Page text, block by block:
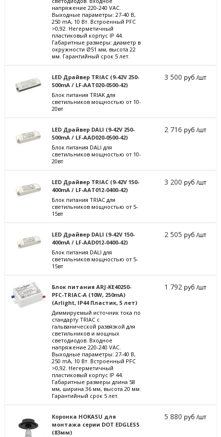
напряжение 220-240 VAC.
Выходные параметры: 27-40 В,
250 mА, 10 Вт. Встроенный PFC
>0,92. Негерметичный
пластиковый корпус IP 44.
Габаритные размеры: диаметр в
окружности Ø51 мм, высота 22
мм. Гарантийный срок 5 лет.
LED Драйвер TRIAC (9-42V 250-
500mA / LF-AAT020-0500-42)
Блок питания TRIAK для
светильников мощностью от 10-
20вт
3 500руб /шт
LED Драйвер DALI (9-42V 250-
500mA / LF-AAD020-0500-42)
Блок питания DALI для
светильников мощностью от 10-
20вт
2 716руб /шт
LED Драйвер TRIAC (9-42V 150-
400mA / LF-AAT012-0400-42)
Блок питания TRIAC для
светильников мощностью от 5-
15вт
3 200руб /шт
LED Драйвер DALI (9-42V 150-
400mA / LF-AAD012-0400-42)
Блок питания DALI для
светильников мощностью от 5-
15вт
2 505руб /шт
Блок питания ARJ-KE40250-
PFC-TRIAC-A (10W, 250mA)
(Arlight, IP44 Пластик, 5 лет)
Диммируемый источник тока по
стандарту TRIAC с
гальванической развязкой для
светильников и мощных
светодиодов. Входное
напряжение 220-240 VAC.
Выходные параметры: 27-40 В,
250 mА, 10 Вт. Встроенный PFC
>0,92. Негерметичный
пластиковый корпус IP 44.
Габаритные размеры длина 58
мм, ширина 36 мм, высота 20 мм.
Гарантийный срок 5 лет.
1 792руб /шт
Коронка HOKASU для
монтажа серии DOT EDGLESS
(83мм)
5 880руб /шт